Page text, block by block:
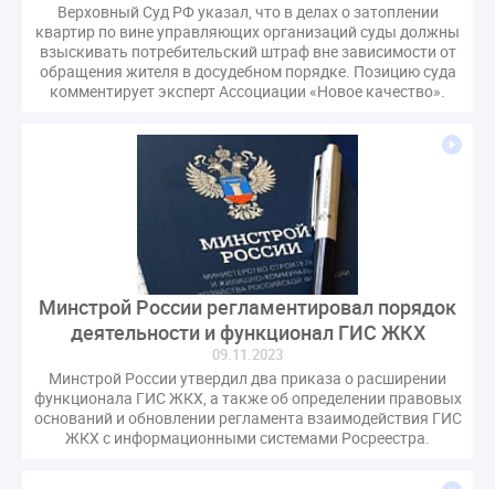
Игорь Владимиров
Качество
Кейс
Комиссия РСПП по ЖКХ
Конституционный Суд
Кошелев Пахомов
Лицензии М.Геллер
МЧС
ПМЮФ-2024
Перепланировка ОДИ
Поручение Президента
Правительство диагностика
Разъяснения
Регулирование Малахов
Резолюция
Свидетельство о поверке
Собрание собственников
Соглашение о сотрудничестве
Статья
Стратегия развития ЖКХ 2030
Судебная практика ЖКХ
Требования
Форум
Цифорвизация
арендатор
Верховный Суд РФ указал, что в делах о затоплении
квартир по вине управляющих организаций суды должны
взыскивать потребительский штраф вне зависимости от
обращения жителя в досудебном порядке. Позицию суда
комментирует эксперт Ассоциации «Новое качество».
Минстрой России регламентировал порядок
деятельности и функционал ГИС ЖКХ
09.11.2023
Минстрой России утвердил два приказа о расширении
функционала ГИС ЖКХ, а также об определении правовых
оснований и обновлении регламента взаимодействия ГИС
ЖКХ с информационными системами Росреестра.